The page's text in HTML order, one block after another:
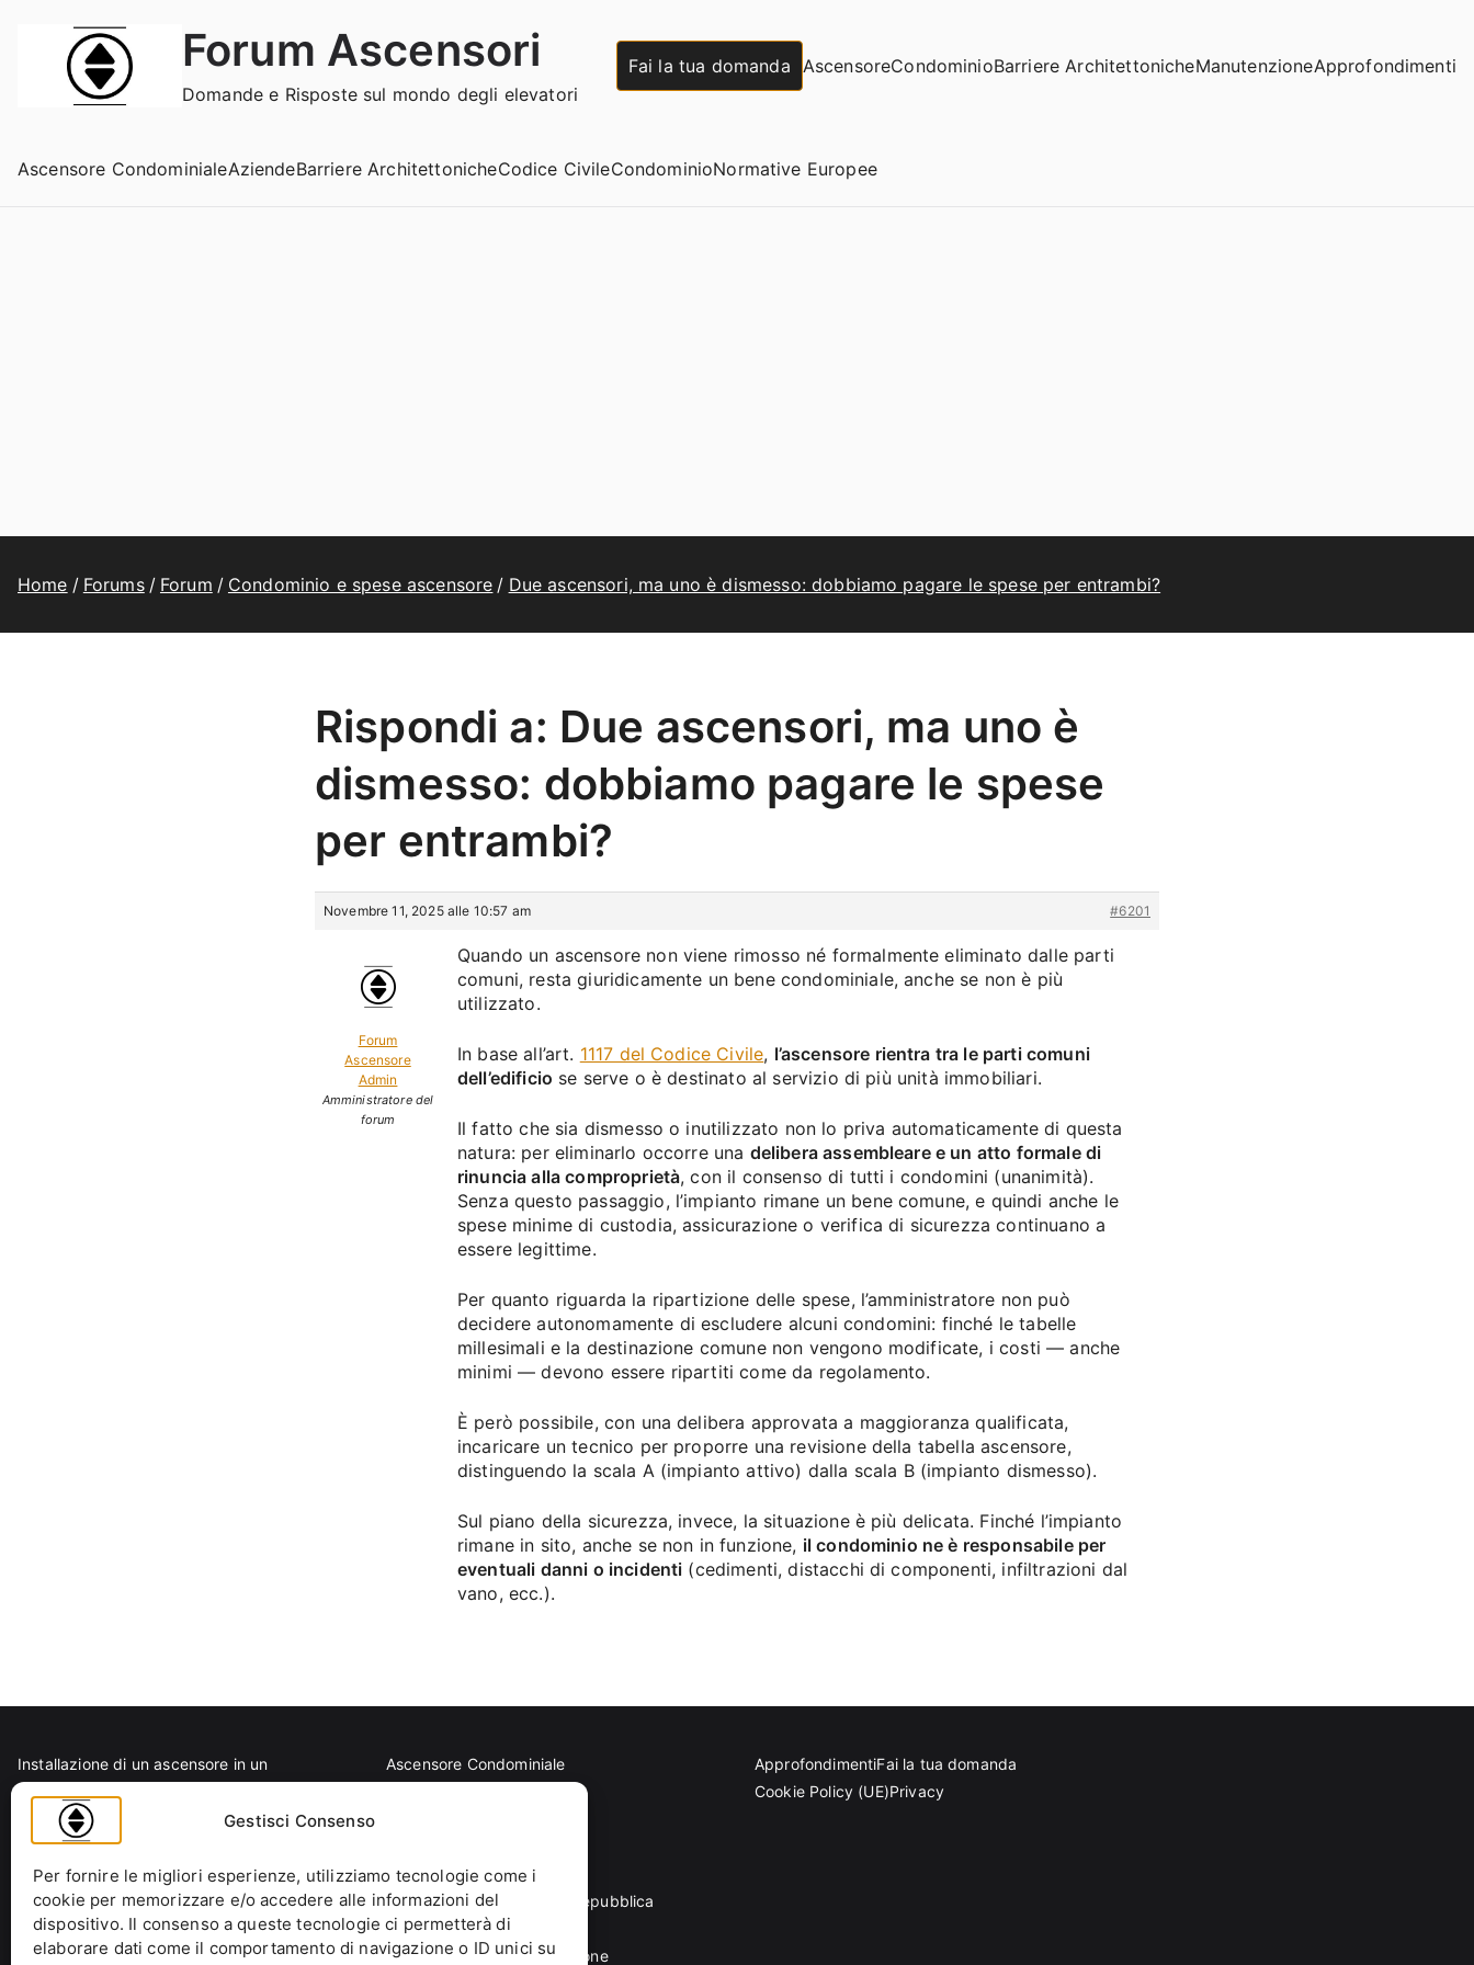
Gestisci Consenso
Per fornire le migliori esperienze, utilizziamo tecnologie come i
cookie per memorizzare e/o accedere alle informazioni del
dispositivo. Il consenso a queste tecnologie ci permetterà di
elaborare dati come il comportamento di navigazione o ID unici su
contenuto
Forum Ascensori
Domande e Risposte sul mondo degli elevatori
Fai la tua domanda AscensoreCondominioBarriere ArchitettonicheManutenzioneApprofondimenti
Ascensore CondominialeAziendeBarriere ArchitettonicheCodice CivileCondominioNormative Europee
Home Forums Forum Condominio e spese ascensore Due ascensori, ma uno è dismesso: dobbiamo pagare le spese per entrambi?
Rispondi a: Due ascensori, ma uno è
dismesso: dobbiamo pagare le spese
per entrambi?
Novembre 11, 2025 alle 10:57 am #6201
Forum
Ascensore
Admin
Amministratore del
forum
Quando un ascensore non viene rimosso né formalmente eliminato dalle parti
comuni, resta giuridicamente un bene condominiale, anche se non è più
utilizzato.
In base all’art. 1117 del Codice Civile, l’ascensore rientra tra le parti comuni
dell’edificio se serve o è destinato al servizio di più unità immobiliari.
Il fatto che sia dismesso o inutilizzato non lo priva automaticamente di questa
natura: per eliminarlo occorre una delibera assembleare e un atto formale di
rinuncia alla comproprietà, con il consenso di tutti i condomini (unanimità).
Senza questo passaggio, l’impianto rimane un bene comune, e quindi anche le
spese minime di custodia, assicurazione o verifica di sicurezza continuano a
essere legittime.
Per quanto riguarda la ripartizione delle spese, l’amministratore non può
decidere autonomamente di escludere alcuni condomini: finché le tabelle
millesimali e la destinazione comune non vengono modificate, i costi — anche
minimi — devono essere ripartiti come da regolamento.
È però possibile, con una delibera approvata a maggioranza qualificata,
incaricare un tecnico per proporre una revisione della tabella ascensore,
distinguendo la scala A (impianto attivo) dalla scala B (impianto dismesso).
Sul piano della sicurezza, invece, la situazione è più delicata. Finché l’impianto
rimane in sito, anche se non in funzione, il condominio ne è responsabile per
eventuali danni o incidenti (cedimenti, distacchi di componenti, infiltrazioni dal
vano, ecc.).
Installazione di un ascensore in un
D.P.R. 503/1996: regolamento per
eliminazione barriere architettoniche in
edifici, spazi e servizi pubblici
La Legge n. 392/1978: Cosa Resta Oggi
dell’Equo Canone?
Legge Regionale n. 6/1989: Analisi Tecnica
Ascensore Condominiale
Decreto Ministeriale
Decreto Presidente della Repubblica
Ente italiano di normazione
Ente Nazionale di Unificazione
ApprofondimentiFai la tua domanda
Cookie Policy (UE)Privacy